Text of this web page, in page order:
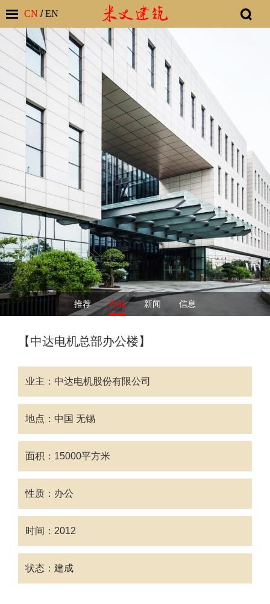
CN /EN
推荐 作品 新闻 信息
【中达电机总部办公楼】
业主：中达电机股份有限公司
地点：中国 无锡
面积：15000平方米
性质：办公
时间：2012
状态：建成